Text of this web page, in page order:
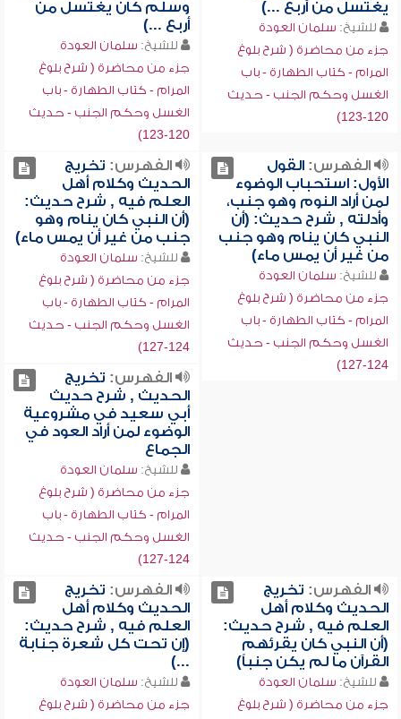
يغتسل من أربع ...)
للشيخ: سلمان العودة
جزء من محاضرة ( شرح بلوغ
المرام - كتاب الطهارة - باب
الغسل وحكم الجنب - حديث
120-123)
وسلم كان يغتسل من
أربع ...)
للشيخ: سلمان العودة
جزء من محاضرة ( شرح بلوغ
المرام - كتاب الطهارة - باب
الغسل وحكم الجنب - حديث
120-123)
الفهرس:القول
الأول: استحباب الوضوء
لمن أراد النوم وهو جنب،
وأدلته , شرح حديث: (أن
النبي كان ينام وهو جنب
من غير أن يمس ماء)
للشيخ: سلمان العودة
جزء من محاضرة ( شرح بلوغ
المرام - كتاب الطهارة - باب
الغسل وحكم الجنب - حديث
124-127)
الفهرس: تخريج
الحديث وكلام أهل
العلم فيه , شرح حديث:
(أن النبي كان ينام وهو
جنب من غير أن يمس ماء)
للشيخ: سلمان العودة
جزء من محاضرة ( شرح بلوغ
المرام - كتاب الطهارة - باب
الغسل وحكم الجنب - حديث
124-127)
الفهرس: تخريج
الحديث , شرح حديث
أبي سعيد في مشروعية
الوضوء لمن أراد العود في
الجماع
للشيخ: سلمان العودة
جزء من محاضرة ( شرح بلوغ
المرام - كتاب الطهارة - باب
الغسل وحكم الجنب - حديث
124-127)
الفهرس: تخريج
الحديث وكلام أهل
العلم فيه , شرح حديث:
(أن النبي كان يقرئهم
القرآن ما لم يكن جنباً)
للشيخ: سلمان العودة
جزء من محاضرة ( شرح بلوغ
الفهرس: تخريج
الحديث وكلام أهل
العلم فيه , شرح حديث:
(إن تحت كل شعرة جنابة
...)
للشيخ: سلمان العودة
جزء من محاضرة ( شرح بلوغ